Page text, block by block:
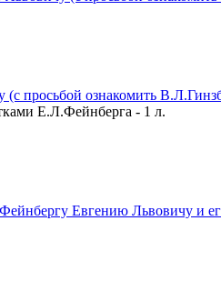
просьбой ознакомить
Е.Л.Фейнберга - 1 л.
Евгению Львовичу и